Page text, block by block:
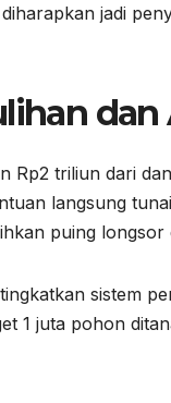
jadi
Rp2 triliun dari
langsung
puing longsor
sistem
1 juta pohon